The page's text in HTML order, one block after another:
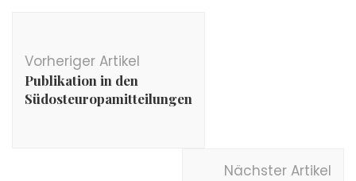
Vorheriger Artikel
Publikation in den
Südosteuropamitteilungen
Nächster Artikel